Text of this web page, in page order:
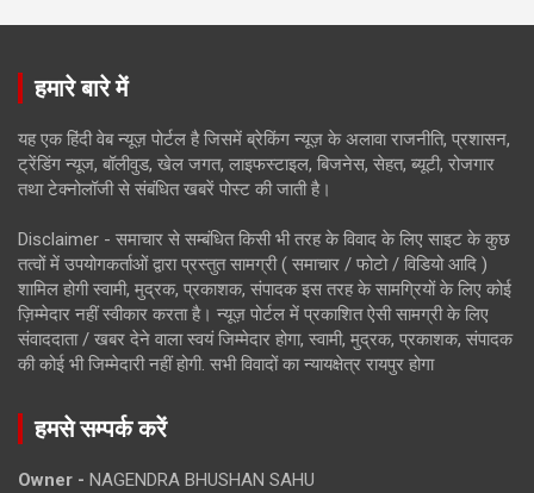
हमारे बारे में
यह एक हिंदी वेब न्यूज़ पोर्टल है जिसमें ब्रेकिंग न्यूज़ के अलावा राजनीति, प्रशासन,
ट्रेंडिंग न्यूज, बॉलीवुड, खेल जगत, लाइफस्टाइल, बिजनेस, सेहत, ब्यूटी, रोजगार
तथा टेक्नोलॉजी से संबंधित खबरें पोस्ट की जाती है।
Disclaimer - समाचार से सम्बंधित किसी भी तरह के विवाद के लिए साइट के कुछ
तत्वों में उपयोगकर्ताओं द्वारा प्रस्तुत सामग्री ( समाचार / फोटो / विडियो आदि )
शामिल होगी स्वामी, मुद्रक, प्रकाशक, संपादक इस तरह के सामग्रियों के लिए कोई
ज़िम्मेदार नहीं स्वीकार करता है। न्यूज़ पोर्टल में प्रकाशित ऐसी सामग्री के लिए
संवाददाता / खबर देने वाला स्वयं जिम्मेदार होगा, स्वामी, मुद्रक, प्रकाशक, संपादक
की कोई भी जिम्मेदारी नहीं होगी. सभी विवादों का न्यायक्षेत्र रायपुर होगा
हमसे सम्पर्क करें
Owner - NAGENDRA BHUSHAN SAHU